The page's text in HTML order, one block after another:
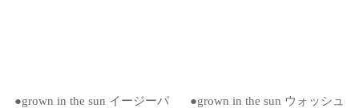
●grown in the sun イージーパ
●grown in the sun ウォッシュ